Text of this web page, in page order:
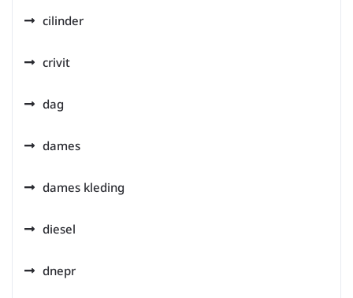
cilinder
crivit
dag
dames
dames kleding
diesel
dnepr